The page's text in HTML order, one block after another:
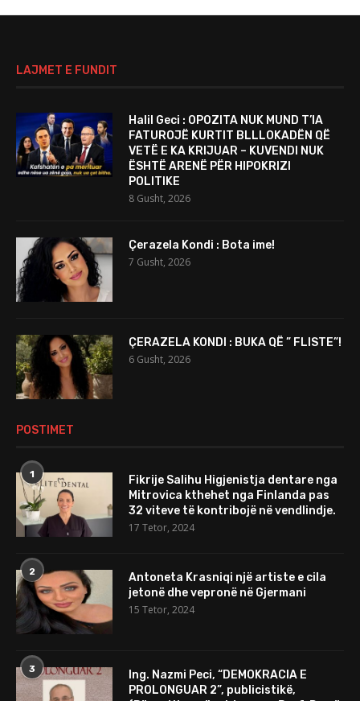
LAJMET E FUNDIT
Halil Geci : OPOZITA NUK MUND T’IA
FATUROJË KURTIT BLLLOKADËN QË
VETË E KA KRIJUAR – KUVENDI NUK
ËSHTË ARENË PËR HIPOKRIZI
POLITIKE
8 Gusht, 2026
Çerazela Kondi : Bota ime!
7 Gusht, 2026
ÇERAZELA KONDI : BUKA QË ” FLISTE”!
6 Gusht, 2026
POSTIMET
1
Fikrije Salihu Higjenistja dentare nga
Mitrovica kthehet nga Finlanda pas
32 viteve të kontribojë në vendlindje.
17 Tetor, 2024
2
Antoneta Krasniqi një artiste e cila
jetonë dhe vepronë në Gjermani
15 Tetor, 2024
3
Ing. Nazmi Peci, “DEMOKRACIA E
PROLONGUAR 2”, publicistikë,